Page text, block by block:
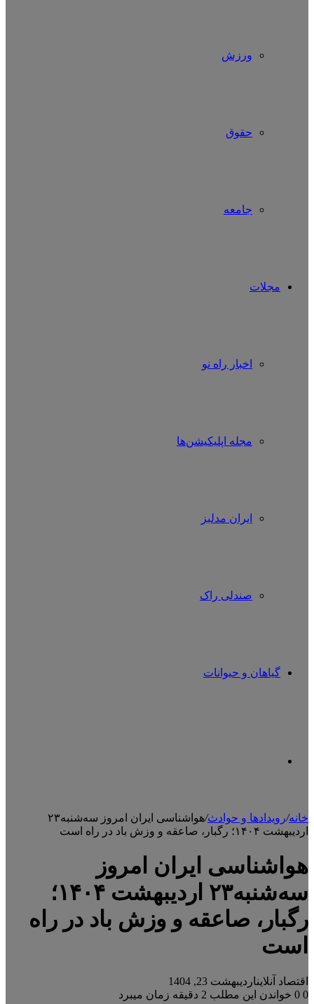
ورزش
حقوق
جامعه
مجلات
اخبار راه نو
مجله اپلیکیشن‌ها
ایران مدلبز
صندلی راک
گیاهان و حیوانات
پوسته
خانه/رویدادها و حوادث/
هواشناسی ایران امروز سه‌شنبه۲۳
اردیبهشت ۱۴۰۴؛ رگبار، صاعقه و وزش باد در راه است
هواشناسی ایران امروز
سه‌شنبه۲۳ اردیبهشت ۱۴۰۴؛
رگبار، صاعقه و وزش باد در راه
است
اقتصاد آنلایناردیبهشت 23, 1404
0
خواندن این مطلب 2 دقیقه زمان میبرد